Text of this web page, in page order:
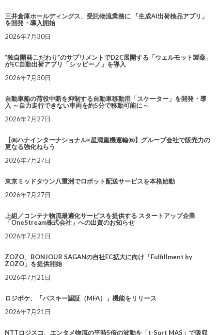
三井倉庫ホールディングス、受託物流業務に 「生成AI出荷検品アプリ」
を開発・導入開始
2026年7月30日
“独自開発こだわり”のサプリメントでD2C展開する「ウェルモット製薬」
がEC自動出荷アプリ「シッピーノ」を導入
2026年7月30日
自動車船の荷役中断を抑制する自動車移動用「スケーター」を開発・導
入 ～自力走行できない車両を約5分で移動可能に～
2026年7月27日
【㈱ハナインターナショナル×星清重機運輸㈱】グループ会社で販売力の
更なる強化ねらう
2026年7月27日
東京ミッドタウン八重洲でロボット配送サービスを本格始動
2026年7月27日
上組／コンテナ物流最適化サービスを提供する スタートアップ企業
「OneStream株式会社」への出資のお知らせ
2026年7月21日
ZOZO、BONJOUR SAGANの自社EC拡大に向け「Fulfillment by
ZOZO」を提供開始
2026年7月21日
ロジポケ、「パスキー認証（MFA）」機能をリリース
2026年7月21日
NTTロジスコ、エンタメ物流の平時5倍の波動を「t-Sort MAS」で吸収